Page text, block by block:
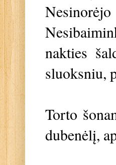
nakties
sluoksniu,
Torto
dubenėlį,